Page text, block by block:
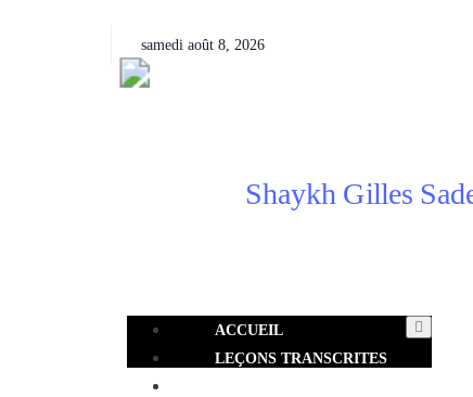
samedi août 8, 2026
ACCUEIL
LEÇONS TRANSCRITES